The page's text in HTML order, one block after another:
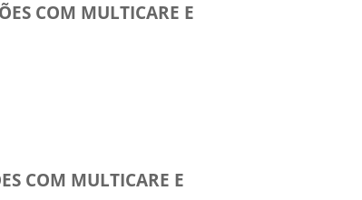
COM MULTICARE E
COM MULTICARE E